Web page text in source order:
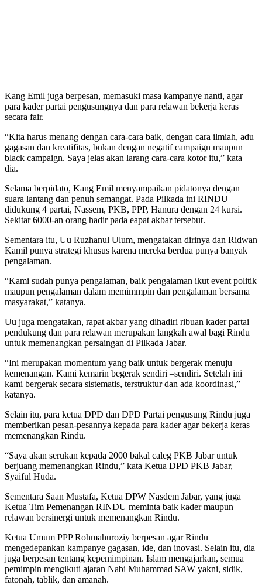
Kang Emil juga berpesan, memasuki masa kampanye nanti, agar
para kader partai pengusungnya dan para relawan bekerja keras
secara fair.
“Kita harus menang dengan cara-cara baik, dengan cara ilmiah, adu
gagasan dan kreatifitas, bukan dengan negatif campaign maupun
black campaign. Saya jelas akan larang cara-cara kotor itu,” kata
dia.
Selama berpidato, Kang Emil menyampaikan pidatonya dengan
suara lantang dan penuh semangat. Pada Pilkada ini RINDU
didukung 4 partai, Nassem, PKB, PPP, Hanura dengan 24 kursi.
Sekitar 6000-an orang hadir pada eapat akbar tersebut.
Sementara itu, Uu Ruzhanul Ulum, mengatakan dirinya dan Ridwan
Kamil punya strategi khusus karena mereka berdua punya banyak
pengalaman.
“Kami sudah punya pengalaman, baik pengalaman ikut event politik
maupun pengalaman dalam memimmpin dan pengalaman bersama
masyarakat,” katanya.
Uu juga mengatakan, rapat akbar yang dihadiri ribuan kader partai
pendukung dan para relawan merupakan langkah awal bagi Rindu
untuk memenangkan persaingan di Pilkada Jabar.
“Ini merupakan momentum yang baik untuk bergerak menuju
kemenangan. Kami kemarin begerak sendiri –sendiri. Setelah ini
kami bergerak secara sistematis, terstruktur dan ada koordinasi,”
katanya.
Selain itu, para ketua DPD dan DPD Partai pengusung Rindu juga
memberikan pesan-pesannya kepada para kader agar bekerja keras
memenangkan Rindu.
“Saya akan serukan kepada 2000 bakal caleg PKB Jabar untuk
berjuang memenangkan Rindu,” kata Ketua DPD PKB Jabar,
Syaiful Huda.
Sementara Saan Mustafa, Ketua DPW Nasdem Jabar, yang juga
Ketua Tim Pemenangan RINDU meminta baik kader maupun
relawan bersinergi untuk memenangkan Rindu.
Ketua Umum PPP Rohmahuroziy berpesan agar Rindu
mengedepankan kampanye gagasan, ide, dan inovasi. Selain itu, dia
juga berpesan tentang kepemimpinan. Islam mengajarkan, semua
pemimpin mengikuti ajaran Nabi Muhammad SAW yakni, sidik,
fatonah, tablik, dan amanah.